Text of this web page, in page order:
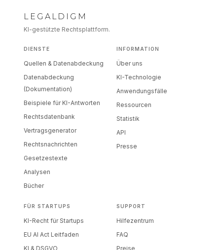
LEGALDIGM
KI-gestützte Rechtsplattform.
DIENSTE
Quellen & Datenabdeckung
Datenabdeckung
(Dokumentation)
Beispiele für KI-Antworten
Rechtsdatenbank
Vertragsgenerator
Rechtsnachrichten
Gesetzestexte
Analysen
Bücher
INFORMATION
Über uns
KI-Technologie
Anwendungsfälle
Ressourcen
Statistik
API
Presse
FÜR STARTUPS
KI-Recht für Startups
EU AI Act Leitfaden
KI & DSGVO
SUPPORT
Hilfezentrum
FAQ
Preise